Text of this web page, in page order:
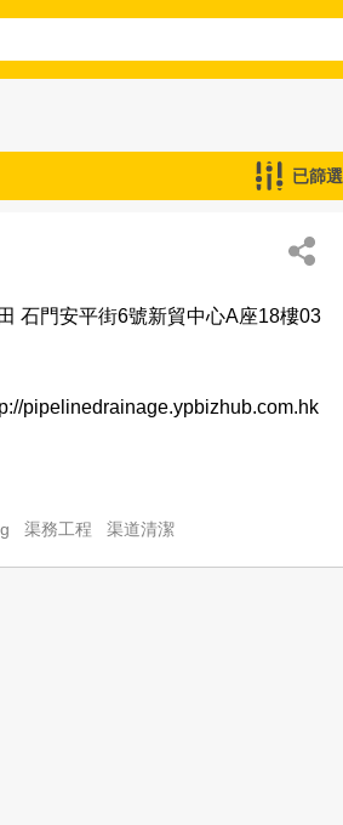
已篩選
石門安平街6號新貿中心A座18樓03
pipelinedrainage.ypbizhub.com.hk
渠務工程 渠道清潔